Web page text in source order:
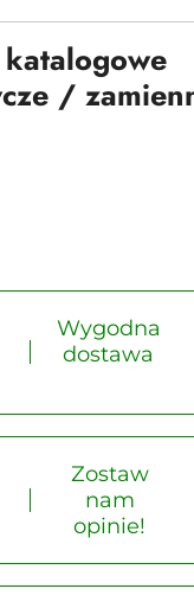
/
Wygodna
dostawa
Zostaw
nam
opinie!